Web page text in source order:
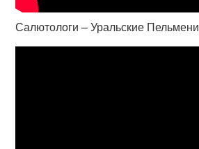
Салютологи – Уральские Пельмени